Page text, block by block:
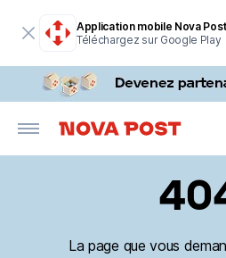
Application mobile Nova Post
Téléchargez sur Google Play
La page que vous